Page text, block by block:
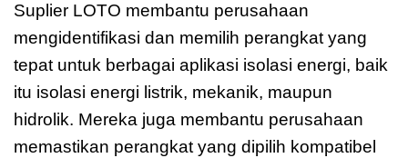
Suplier LOTO membantu perusahaan
mengidentifikasi dan memilih perangkat yang
tepat untuk berbagai aplikasi isolasi energi, baik
itu isolasi energi listrik, mekanik, maupun
hidrolik. Mereka juga membantu perusahaan
memastikan perangkat yang dipilih kompatibel